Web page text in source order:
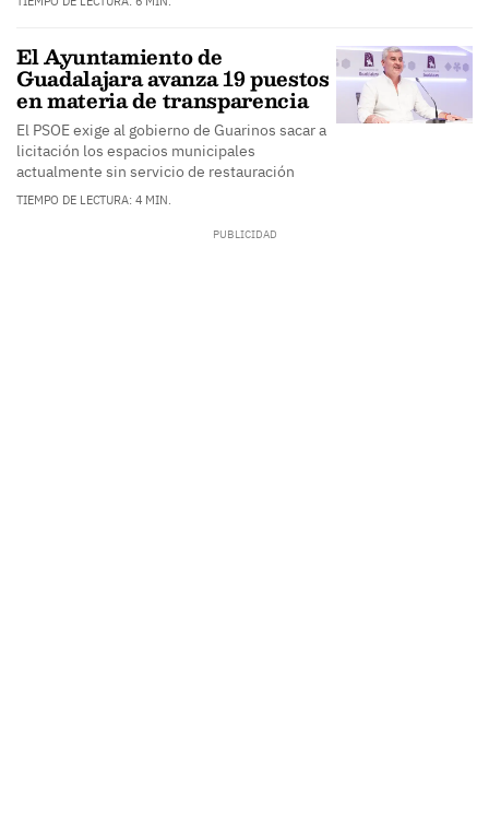
El Ayuntamiento de
Guadalajara avanza 19 puestos
en materia de transparencia
El PSOE exige al gobierno de Guarinos sacar a
licitación los espacios municipales
actualmente sin servicio de restauración
TIEMPO DE LECTURA: 4 MIN.